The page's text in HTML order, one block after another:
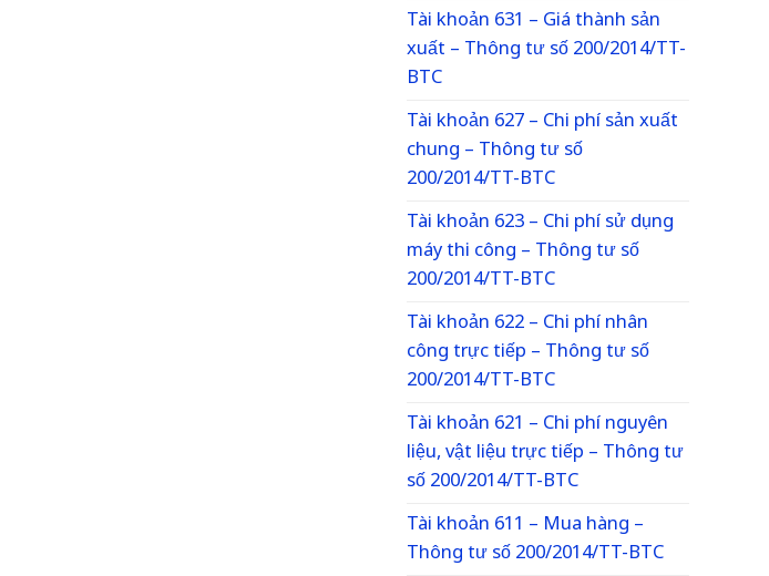
Tài khoản 631 – Giá thành sản
xuất – Thông tư số 200/2014/TT-
BTC
Tài khoản 627 – Chi phí sản xuất
chung – Thông tư số
200/2014/TT-BTC
Tài khoản 623 – Chi phí sử dụng
máy thi công – Thông tư số
200/2014/TT-BTC
Tài khoản 622 – Chi phí nhân
công trực tiếp – Thông tư số
200/2014/TT-BTC
Tài khoản 621 – Chi phí nguyên
liệu, vật liệu trực tiếp – Thông tư
số 200/2014/TT-BTC
Tài khoản 611 – Mua hàng –
Thông tư số 200/2014/TT-BTC